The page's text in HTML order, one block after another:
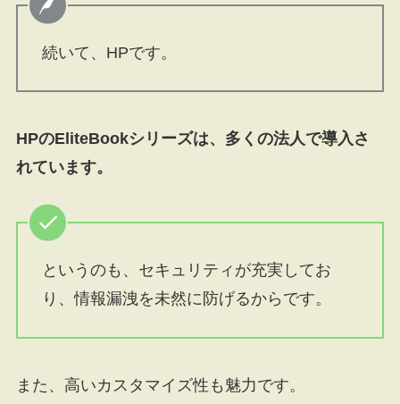
続いて、HPです。
HPのEliteBookシリーズは、多くの法人で導入さ
れています。
というのも、セキュリティが充実してお
り、情報漏洩を未然に防げるからです。
また、高いカスタマイズ性も魅力です。